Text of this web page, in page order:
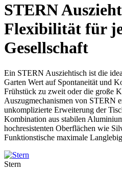
STERN
Flexibilität für
Gesellschaft
Ein STERN Ausziehtisch ist die
Garten Wert auf Spontaneität und
Frühstück zu zweit oder die große
Auszugmechanismen von STERN
unkomplizierte Erweiterung der
Kombination aus stabilen
hochresistenten Oberflächen wie
Funktionstische maximale
Stern